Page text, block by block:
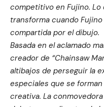
competitivo en Fujino.
transforma cuando
compartida por el dibujo.
Basada en el aclamado
creador de “Chainsaw
altibajos de perseguir la
especiales que se
creativa. La